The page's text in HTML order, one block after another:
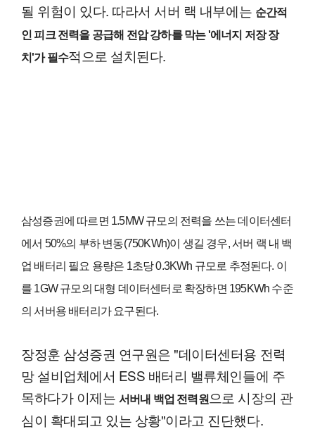
될 위험이 있다. 따라서 서버 랙 내부에는 순간적
인 피크 전력을 공급해 전압 강하를 막는 '에너지 저장 장
치'가 필수적으로 설치된다.
삼성증권에 따르면 1.5MW 규모의 전력을 쓰는 데이터센터
에서 50%의 부하 변동(750KWh)이 생길 경우, 서버 랙 내 백
업 배터리 필요 용량은 1초당 0.3KWh 규모로 추정된다. 이
를 1GW 규모의 대형 데이터센터로 확장하면 195KWh 수준
의 서버용 배터리가 요구된다.
장정훈 삼성증권 연구원은 "데이터센터용 전력
망 설비업체에서 ESS 배터리 밸류체인들에 주
목하다가 이제는 서버내 백업 전력원으로 시장의 관
심이 확대되고 있는 상황"이라고 진단했다.